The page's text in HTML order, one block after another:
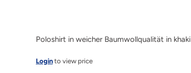
Poloshirt in weicher Baumwollqualität in khaki
Login to view price